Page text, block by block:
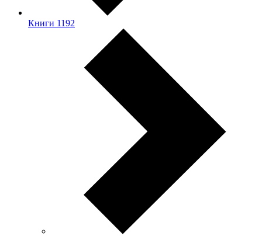
Книги 1192